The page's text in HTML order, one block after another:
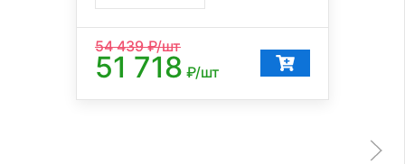
54 439₽/шт
51 718 ₽/шт